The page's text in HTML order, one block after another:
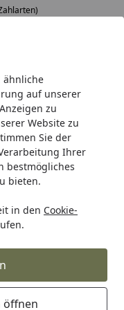
ähnliche
auf unserer
zu
Website zu
Sie der
Ihrer
bestmögliches
bieten.
in den Cookie-
öffnen
Fahrradbedarf
silber 72